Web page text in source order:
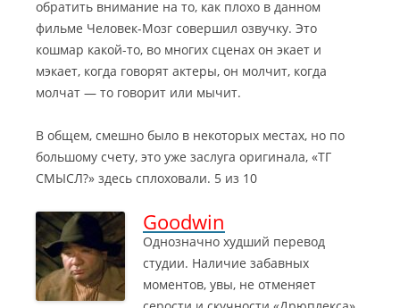
обратить внимание на то, как плохо в данном
фильме Человек-Мозг совершил озвучку. Это
кошмар какой-то, во многих сценах он экает и
мэкает, когда говорят актеры, он молчит, когда
молчат — то говорит или мычит.
В общем, смешно было в некоторых местах, но по
большому счету, это уже заслуга оригинала, «ТГ
СМЫСЛ?» здесь сплоховали. 5 из 10
Goodwin
Однозначно худший перевод
студии. Наличие забавных
моментов, увы, не отменяет